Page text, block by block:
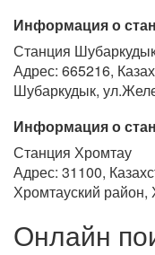
Информация о
Станция
Адрес: 665216,
Шубаркудык,
Информация о
Станция Хромтау
Адрес: 31100,
Хромтауский район,
Онлайн